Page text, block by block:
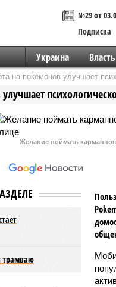
№29 от
Подписка
Украина Власть
на покемонов улучшает
Желание поймать
трамваю